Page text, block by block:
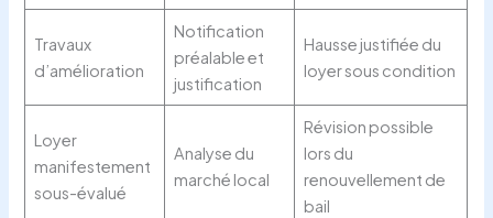
Travaux
d’amélioration
Notification
préalable et
justification
Hausse justifiée du
loyer sous condition
Loyer
manifestement
sous-évalué
Analyse du
marché local
Révision possible
lors du
renouvellement de
bail